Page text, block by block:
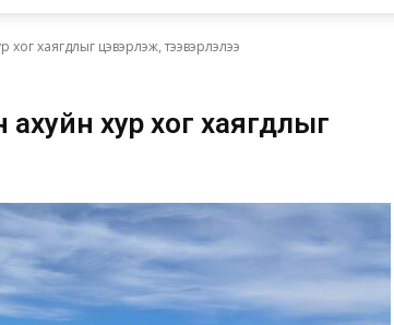
хаягдлыг цэвэрлэж, тээвэрлэлээ
хур хог хаягдлыг